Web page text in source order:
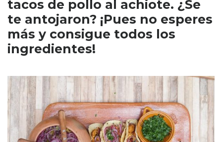
tacos de pollo al achiote. ¿Se
te antojaron? ¡Pues no esperes
más y consigue todos los
ingredientes!